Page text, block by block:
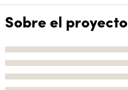
Sobre el proyecto